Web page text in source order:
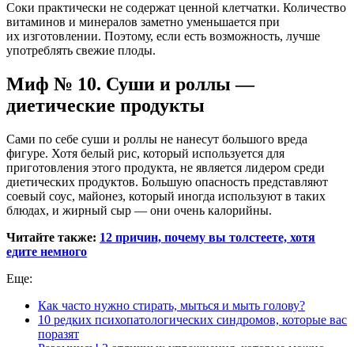
Соки практически не содержат ценной клетчатки. Количество
витаминов и минералов заметно уменьшается при
их изготовлении. Поэтому, если есть возможность, лучше
употреблять свежие плоды.
Миф № 10. Суши и роллы —
диетические продукты
Сами по себе суши и роллы не нанесут большого вреда
фигуре. Хотя белый рис, который используется для
приготовления этого продукта, не является лидером среди
диетических продуктов. Большую опасность представляют
соевый соус, майонез, который иногда используют в таких
блюдах, и жирный сыр — они очень калорийны.
Читайте также: 12 причин, почему вы толстеете, хотя
едите немного
Еще:
Как часто нужно стирать, мыться и мыть голову?
10 редких психопатологических синдромов, которые вас
поразят